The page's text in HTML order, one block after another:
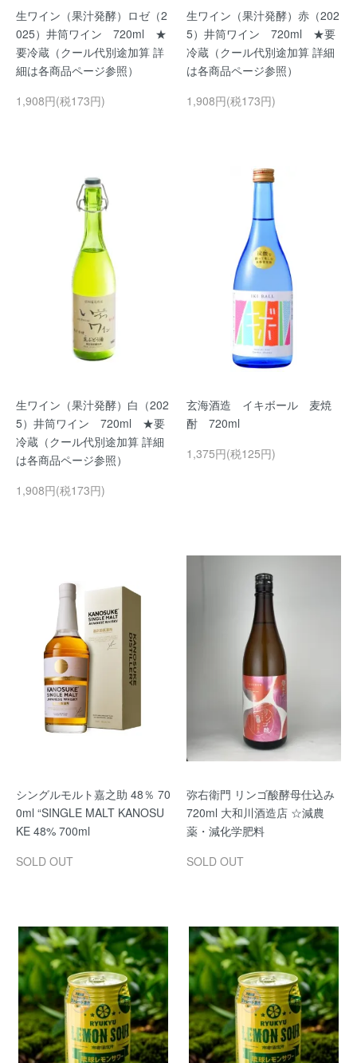
生ワイン（果汁発酵）ロゼ（2
025）井筒ワイン 720ml ★
要冷蔵（クール代別途加算 詳
細は各商品ページ参照）
1,908円(税173円)
生ワイン（果汁発酵）赤（202
5）井筒ワイン 720ml ★要
冷蔵（クール代別途加算 詳細
は各商品ページ参照）
1,908円(税173円)
生ワイン（果汁発酵）白（202
5）井筒ワイン 720ml ★要
冷蔵（クール代別途加算 詳細
は各商品ページ参照）
1,908円(税173円)
玄海酒造 イキボール 麦焼
酎 720ml
1,375円(税125円)
シングルモルト嘉之助 48％ 70
0ml “SINGLE MALT KANOSU
KE 48% 700ml
SOLD OUT
弥右衛門 リンゴ酸酵母仕込み
720ml 大和川酒造店 ☆減農
薬・減化学肥料
SOLD OUT